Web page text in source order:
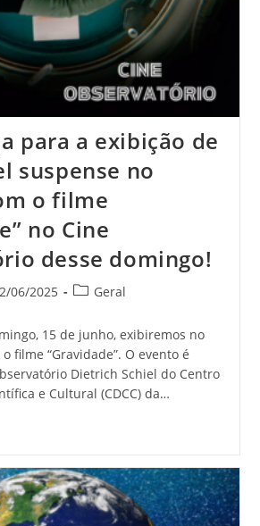
para a exibição de
suspense no
o filme
no Cine
desse domingo!
06/2025 Geral
15 de junho, exibiremos no
filme “Gravidade”. O evento é
Dietrich Schiel do Centro
e Cultural (CDCC) da…